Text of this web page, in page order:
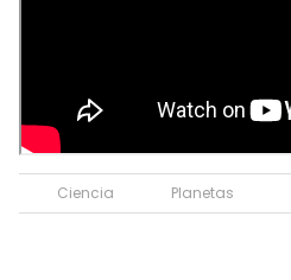
Ciencia Planetas